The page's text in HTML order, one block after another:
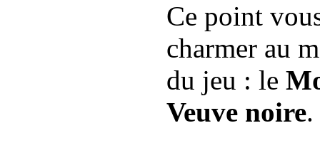
Ce point
charmer au
du jeu : le
Veuve noire.